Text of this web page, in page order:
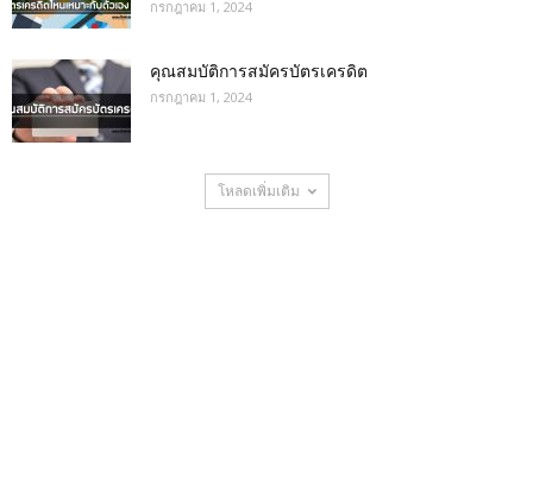
กรกฎาคม 1, 2024
คุณสมบัติการสมัครบัตรเครดิต
กรกฎาคม 1, 2024
โหลดเพิ่มเติม